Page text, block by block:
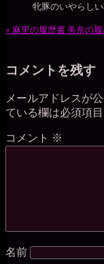
牝豚のいやらし
« 麻里の履歴書 美奈の
コメントを残す
メールアドレスが
ている欄は必須項
コメント ※
名前